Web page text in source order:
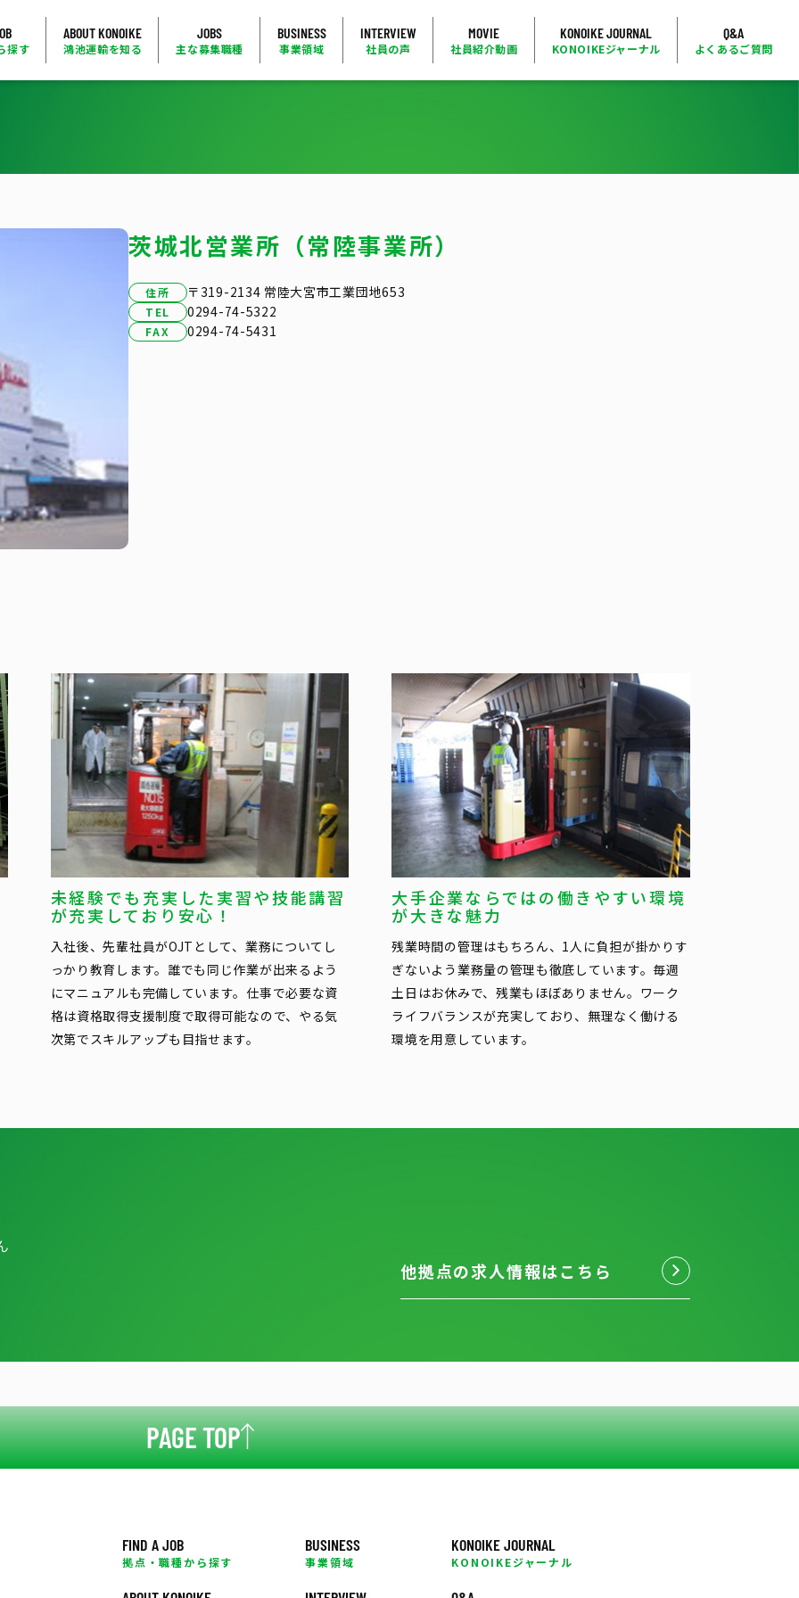
探す
ABOUT KONOIKE
鴻池運輸を知る
JOBS
主な募集職種
BUSINESS
事業領域
INTERVIEW
社員の声
MOVIE
社員紹介動画
KONOIKE JOURNAL
KONOIKEジャーナル
Q&A
よくあるご質問
茨城北営業所（常陸事業所）
住所 〒319-2134 常陸大宮市工業団地653
TEL 0294-74-5322
FAX 0294-74-5431
未経験でも充実した実習や技能講習
が充実しており安心！
入社後、先輩社員がOJTとして、業務についてし
っかり教育します。誰でも同じ作業が出来るよう
にマニュアルも完備しています。仕事で必要な資
格は資格取得支援制度で取得可能なので、やる気
次第でスキルアップも目指せます。
大手企業ならではの働きやすい環境
が大きな魅力
残業時間の管理はもちろん、1人に負担が掛かりす
ぎないよう業務量の管理も徹底しています。毎週
土日はお休みで、残業もほぼありません。ワーク
ライフバランスが充実しており、無理なく働ける
環境を用意しています。
他拠点の求人情報はこちら
PAGE TOP
FIND A JOB
拠点・職種から探す
BUSINESS
事業領域
KONOIKE JOURNAL
KONOIKEジャーナル